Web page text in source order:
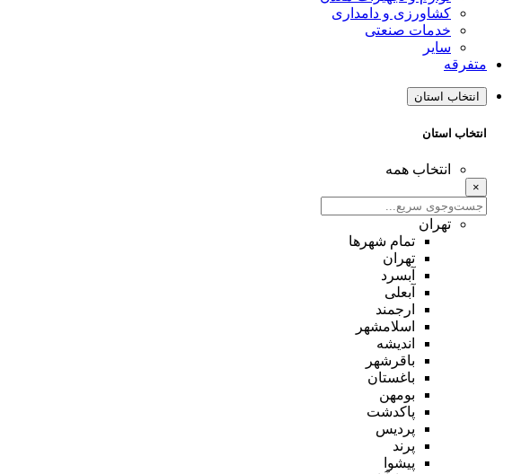
کشاورزی و دامداری
خدمات صنعتی
سایر
متفرقه
انتخاب استان
انتخاب استان
انتخاب همه
×
تهران
تمام شهر‌ها
تهران
آبسرد
آبعلی
ارجمند
اسلامشهر
اندیشه
باقرشهر
باغستان
بومهن
پاکدشت
پردیس
پرند
پیشوا